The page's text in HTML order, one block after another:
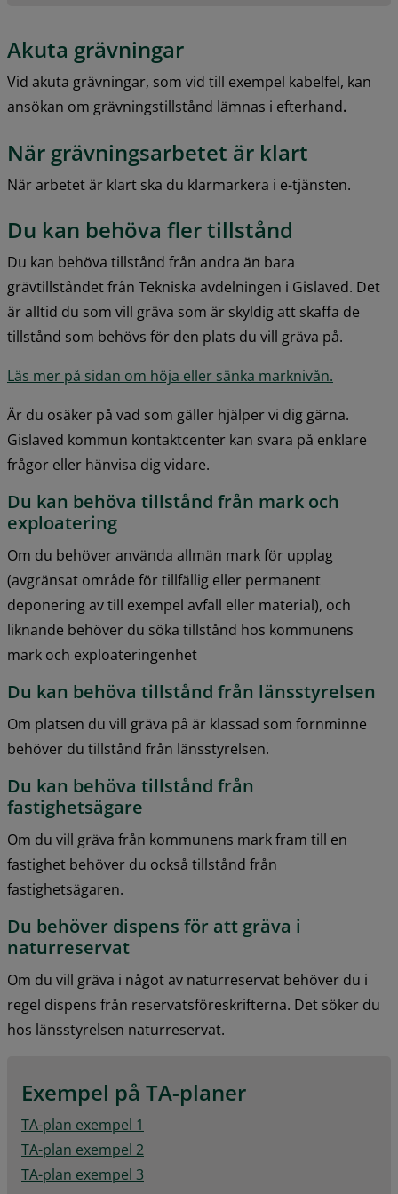
Akuta grävningar
Vid akuta grävningar, som vid till exempel kabelfel, kan
ansökan om grävningstillstånd lämnas i efterhand.
När grävningsarbetet är klart
När arbetet är klart ska du klarmarkera i e-tjänsten.
Du kan behöva fler tillstånd
Du kan behöva tillstånd från andra än bara
grävtillståndet från Tekniska avdelningen i Gislaved. Det
är alltid du som vill gräva som är skyldig att skaffa de
tillstånd som behövs för den plats du vill gräva på.
Läs mer på sidan om höja eller sänka marknivån.
Är du osäker på vad som gäller hjälper vi dig gärna.
Gislaved kommun kontaktcenter kan svara på enklare
frågor eller hänvisa dig vidare.
Du kan behöva tillstånd från mark och
exploatering
Om du behöver använda allmän mark för upplag
(avgränsat område för tillfällig eller permanent
deponering av till exempel avfall eller material), och
liknande behöver du söka tillstånd hos kommunens
mark och exploateringenhet
Du kan behöva tillstånd från länsstyrelsen
Om platsen du vill gräva på är klassad som fornminne
behöver du tillstånd från länsstyrelsen.
Du kan behöva tillstånd från
fastighetsägare
Om du vill gräva från kommunens mark fram till en
fastighet behöver du också tillstånd från
fastighetsägaren.
Du behöver dispens för att gräva i
naturreservat
Om du vill gräva i något av naturreservat behöver du i
regel dispens från reservatsföreskrifterna. Det söker du
hos länsstyrelsen naturreservat.
Exempel på TA-planer
TA-plan exempel 1
TA-plan exempel 2
TA-plan exempel 3